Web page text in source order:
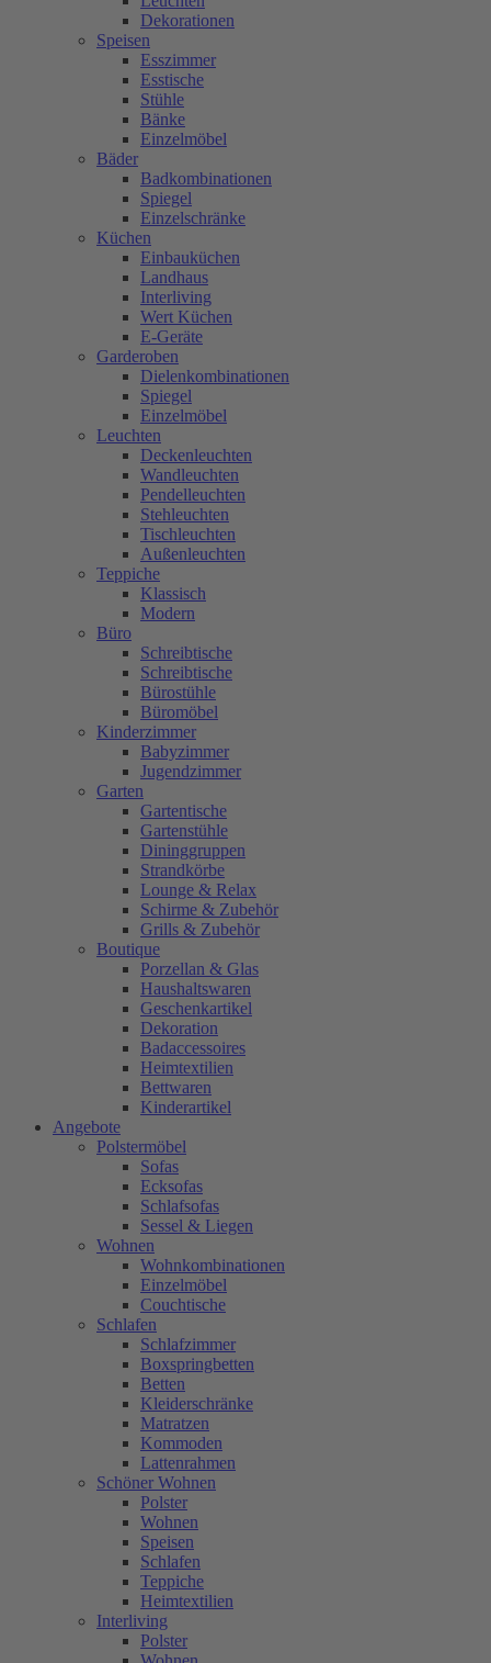
Dekorationen
Speisen
Esszimmer
Esstische
Stühle
Bänke
Einzelmöbel
Bäder
Badkombinationen
Spiegel
Einzelschränke
Küchen
Einbauküchen
Landhaus
Interliving
Wert Küchen
E-Geräte
Garderoben
Dielenkombinationen
Spiegel
Einzelmöbel
Leuchten
Deckenleuchten
Wandleuchten
Pendelleuchten
Stehleuchten
Tischleuchten
Außenleuchten
Teppiche
Klassisch
Modern
Büro
Schreibtische
Schreibtische
Bürostühle
Büromöbel
Kinderzimmer
Babyzimmer
Jugendzimmer
Garten
Gartentische
Gartenstühle
Dininggruppen
Strandkörbe
Lounge & Relax
Schirme & Zubehör
Grills & Zubehör
Boutique
Porzellan & Glas
Haushaltswaren
Geschenkartikel
Dekoration
Badaccessoires
Heimtextilien
Bettwaren
Kinderartikel
Angebote
Polstermöbel
Sofas
Ecksofas
Schlafsofas
Sessel & Liegen
Wohnen
Wohnkombinationen
Einzelmöbel
Couchtische
Schlafen
Schlafzimmer
Boxspringbetten
Betten
Kleiderschränke
Matratzen
Kommoden
Lattenrahmen
Schöner Wohnen
Polster
Wohnen
Speisen
Schlafen
Teppiche
Heimtextilien
Interliving
Polster